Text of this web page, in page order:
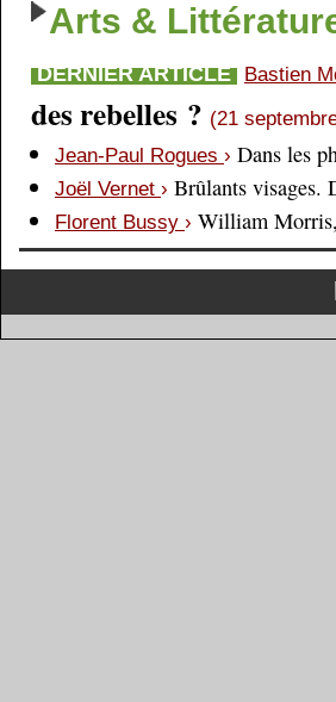
Arts &
DERNIER ARTICLE Bastien
des rebelles ? (21
Jean-Paul Rogues › Dans les
Joël Vernet › Brûlants visages.
Florent Bussy › William Morris,